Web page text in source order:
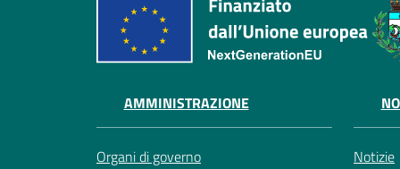
AMMINISTRAZIONE
Organi di governo
Notizie